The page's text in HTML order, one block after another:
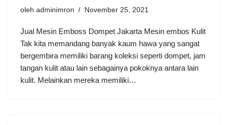
oleh adminimron November 25, 2021
Jual Mesin Emboss Dompet Jakarta Mesin embos Kulit
Tak kita memandang banyak kaum hawa yang sangat
bergembira memiliki barang koleksi seperti dompet, jam
tangan kulit atau lain sebagainya pokoknya antara lain
kulit. Melainkan mereka memiliki…